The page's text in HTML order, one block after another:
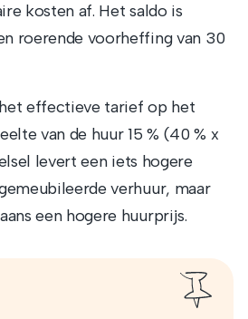
kosten af. Het saldo is
roerende voorheffing van 30
effectieve tarief op het
van de huur 15 % (40 % x
levert een iets hogere
verhuur, maar
een hogere huurprijs.